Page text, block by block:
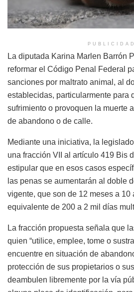
PUBLICIDAD
La diputada Karina Marlen Barrón
reformar el Código Penal Federal
sanciones por maltrato animal, al
establecidas, particularmente para
sufrimiento o provoquen la muerte
de abandono o de calle.
Mediante una iniciativa, la
una fracción VII al artículo 419 Bis
estipular que en esos casos
las penas se aumentarán al doble
vigente, que son de 12 meses a 10
equivalente de 200 a 2 mil días
La fracción propuesta señala que
quien “utilice, emplee, tome o
encuentre en situación de
protección de sus propietarios o
deambulen libremente por la vía